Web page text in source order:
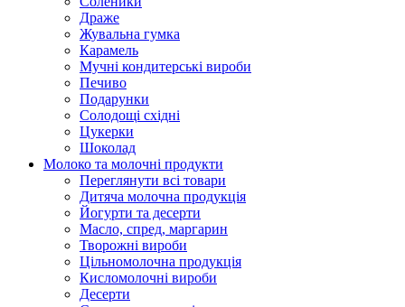
Драже
Жувальнa гумка
Карамель
Мучні кондитерські вироби
Печиво
Подарунки
Солодощі східні
Цукерки
Шоколад
Молоко та молочні продукти
Переглянути всі товари
Дитяча молочна продукція
Йогурти та десерти
Масло, спред, маргарин
Творожні вироби
Цільномолочна продукція
Кисломолочні вироби
Десерти